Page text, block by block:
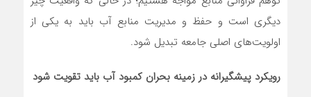
دیگری است و حفظ و مدیریت منابع آب باید به یکی از
اولویت‌های اصلی جامعه تبدیل شود.
رویکرد پیشگیرانه در زمینه بحران کمبود آب باید تقویت شود